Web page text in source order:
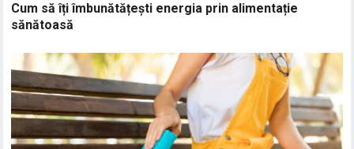
Cum să îți îmbunătățești energia prin alimentație
sănătoasă